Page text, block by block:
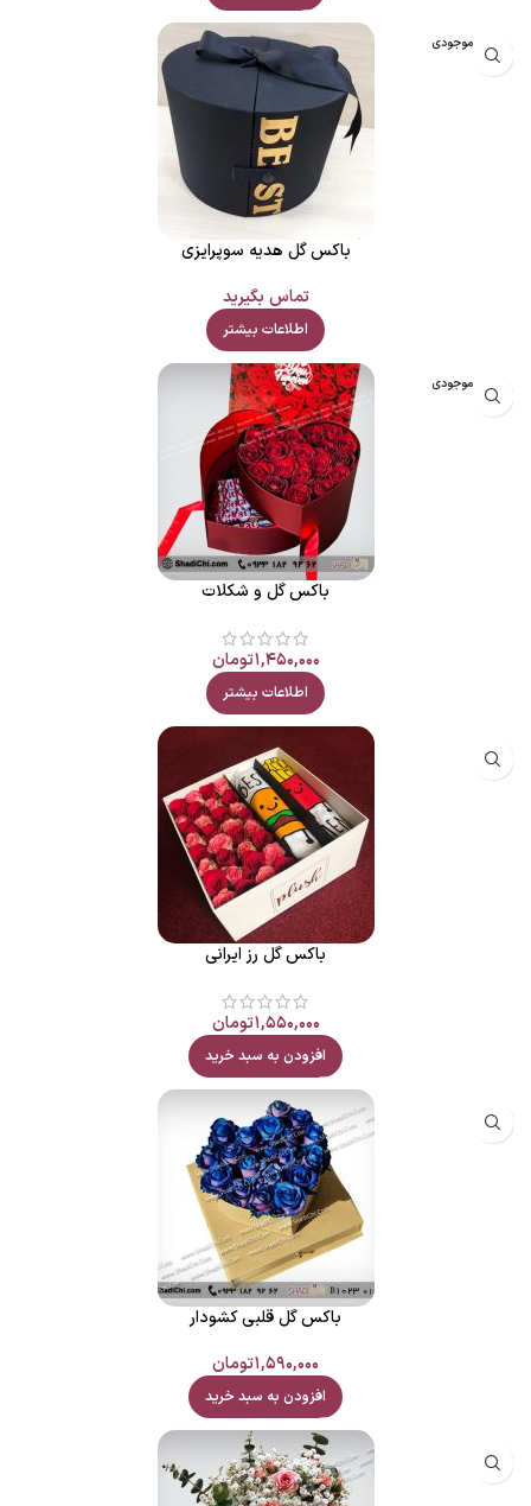
اتمام موجودی
باکس گل هدیه سوپرایزی
تماس بگیرید
اطلاعات بیشتر
اتمام موجودی
باکس گل و شکلات
۱,۴۵۰,۰۰۰تومان
اطلاعات بیشتر
باکس گل رز ایرانی
۱,۵۵۰,۰۰۰تومان
افزودن به سبد خرید
باکس گل قلبی کشودار
۱,۵۹۰,۰۰۰تومان
افزودن به سبد خرید